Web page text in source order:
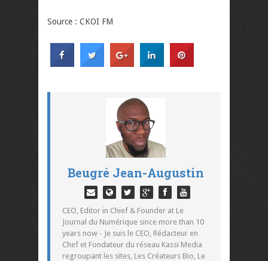
Source : CKOI FM
Beugré Jean-Augustin
CEO, Editor in Chief & Founder at Le
Journal du Numérique since more than 10
years now - Je suis le CEO, Rédacteur en
Chef et Fondateur du réseau Kassi Media
regroupant les sites, Les Créateurs Bio, Le